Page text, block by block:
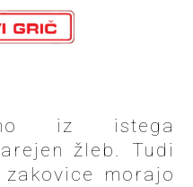
iz istega
žleb. Tudi
morajo